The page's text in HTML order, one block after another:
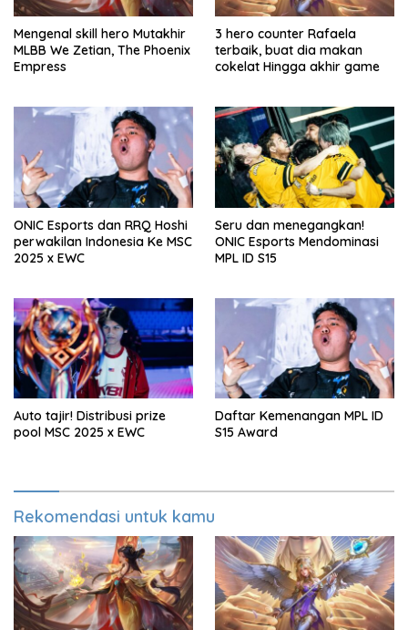
Mengenal skill hero Mutakhir
MLBB We Zetian, The Phoenix
Empress
3 hero counter Rafaela
terbaik, buat dia makan
cokelat Hingga akhir game
ONIC Esports dan RRQ Hoshi
perwakilan Indonesia Ke MSC
2025 x EWC
Seru dan menegangkan!
ONIC Esports Mendominasi
MPL ID S15
Auto tajir! Distribusi prize
pool MSC 2025 x EWC
Daftar Kemenangan MPL ID
S15 Award
Rekomendasi untuk kamu